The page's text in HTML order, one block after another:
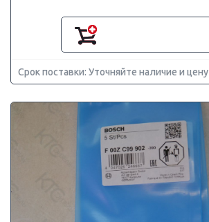
Срок поставки: Уточняйте наличие и цену